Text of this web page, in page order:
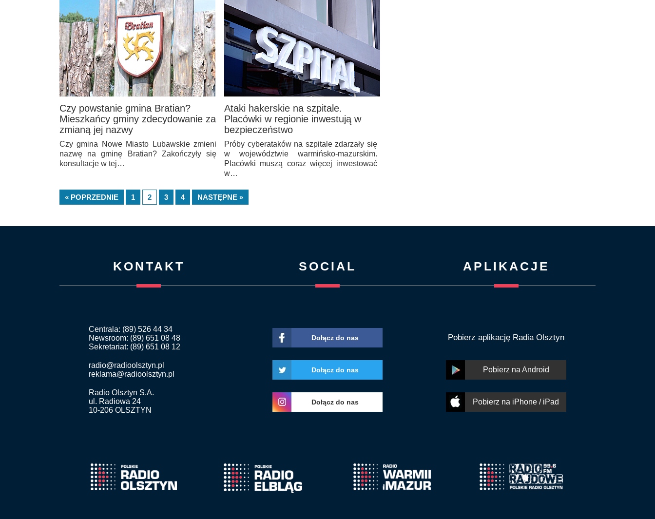
Czy powstanie gmina Bratian?
Mieszkańcy gminy zdecydowanie za
zmianą jej nazwy
Czy gmina Nowe Miasto Lubawskie zmieni
nazwę na gminę Bratian? Zakończyły się
konsultacje w tej…
Ataki hakerskie na szpitale.
Placówki w regionie inwestują w
bezpieczeństwo
Próby cyberataków na szpitale zdarzały się
w województwie warmińsko-mazurskim.
Placówki muszą coraz więcej inwestować
w…
« POPRZEDNIE 1 2 3 4 NASTĘPNE »
KONTAKT
Centrala: (89) 526 44 34
Newsroom: (89) 651 08 48
Sekretariat: (89) 651 08 12
radio@radioolsztyn.pl
reklama@radioolsztyn.pl
Radio Olsztyn S.A.
ul. Radiowa 24
10-206 OLSZTYN
SOCIAL
Dołącz do nas
Dołącz do nas
Dołącz do nas
APLIKACJE
Pobierz aplikację Radia Olsztyn
Pobierz na Android
Pobierz na iPhone / iPad